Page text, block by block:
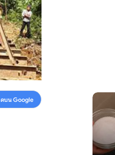
ดบน Google